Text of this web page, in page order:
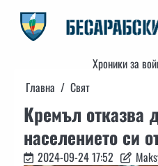
content
Хроники за
Главна
Свят
Кремъл отказва
населението си
2024-09-24 17:52